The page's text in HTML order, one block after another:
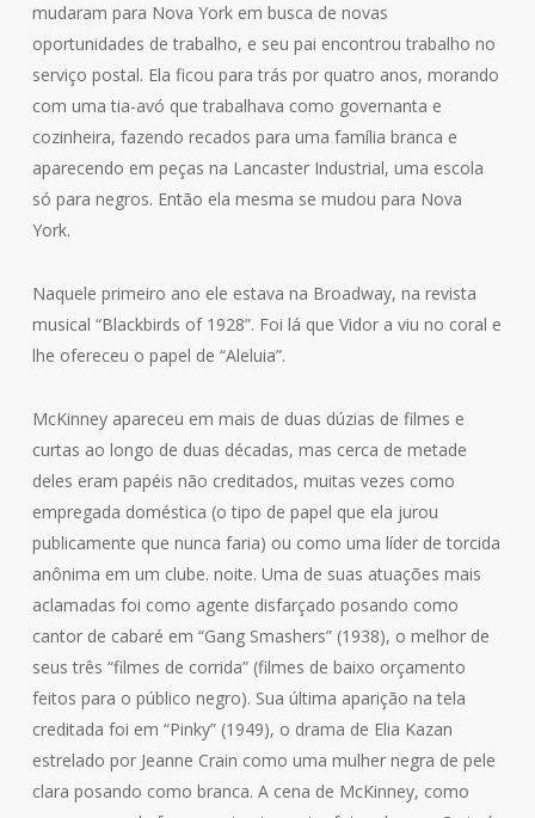
mudaram para Nova York em busca de novas
oportunidades de trabalho, e seu pai encontrou trabalho no
serviço postal. Ela ficou para trás por quatro anos, morando
com uma tia-avó que trabalhava como governanta e
cozinheira, fazendo recados para uma família branca e
aparecendo em peças na Lancaster Industrial, uma escola
só para negros. Então ela mesma se mudou para Nova
York.
Naquele primeiro ano ele estava na Broadway, na revista
musical “Blackbirds of 1928”. Foi lá que Vidor a viu no coral e
lhe ofereceu o papel de “Aleluia”.
McKinney apareceu em mais de duas dúzias de filmes e
curtas ao longo de duas décadas, mas cerca de metade
deles eram papéis não creditados, muitas vezes como
empregada doméstica (o tipo de papel que ela jurou
publicamente que nunca faria) ou como uma líder de torcida
anônima em um clube. noite. Uma de suas atuações mais
aclamadas foi como agente disfarçado posando como
cantor de cabaré em “Gang Smashers” (1938), o melhor de
seus três “filmes de corrida” (filmes de baixo orçamento
feitos para o público negro). Sua última aparição na tela
creditada foi em “Pinky” (1949), o drama de Elia Kazan
estrelado por Jeanne Crain como uma mulher negra de pele
clara posando como branca. A cena de McKinney, como